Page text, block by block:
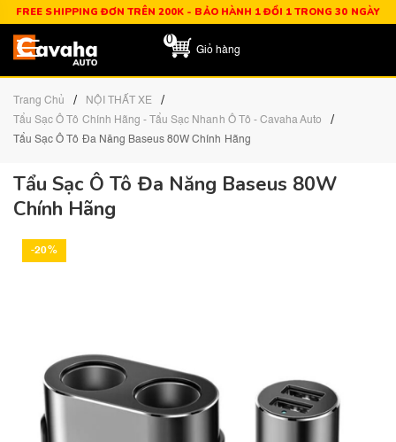
FREE SHIPPING ĐƠN TRÊN 200K - BẢO HÀNH 1 ĐỔI 1 TRONG 30 NGÀY
0
Giỏ hàng
Trang Chủ / NỘI THẤT XE /
Tẩu Sạc Ô Tô Chính Hãng - Tẩu Sạc Nhanh Ô Tô - Cavaha Auto /
Tẩu Sạc Ô Tô Đa Năng Baseus 80W Chính Hãng
Tẩu Sạc Ô Tô Đa Năng Baseus 80W
Chính Hãng
-20%